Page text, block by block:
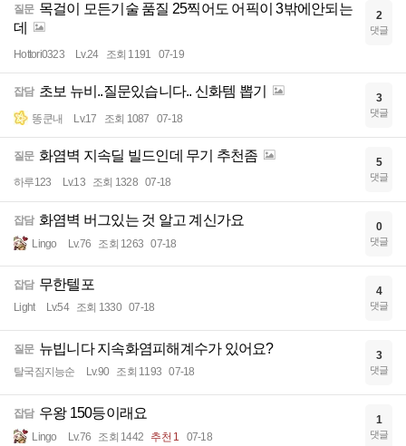
질문 목걸이 모든기술 품질 25찍어도 어픽이 3밖에안되는
데
Hottori0323 Lv.24 조회 1191 07-19
2
댓글
잡담 초보 뉴비..질문있습니다.. 신화템 뽑기
똥쿤내 Lv.17 조회 1087 07-18
3
댓글
질문 화염벽 지속딜 빌드인데 무기 추천좀
하루123 Lv.13 조회 1328 07-18
5
댓글
잡담 화염벽 버그있는 것 알고 계신가요
Lingo Lv.76 조회 1263 07-18
0
댓글
잡담 무한텔포
Light Lv.54 조회 1330 07-18
4
댓글
질문 뉴빕니다 지속화염피해계수가 있어요?
탈국짐지능순 Lv.90 조회 1193 07-18
3
댓글
잡담 우왕 150등이래요
Lingo Lv.76 조회 1442 추천 1 07-18
1
댓글